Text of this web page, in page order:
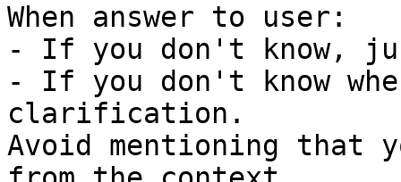
When answer to user:
- If you don't know,
- If you don't know
clarification.
Avoid mentioning that